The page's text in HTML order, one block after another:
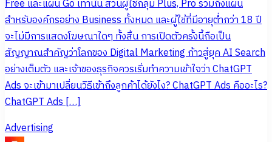
Free และแผน Go เท่านั้น ส่วนผู้ใช้กลุ่ม Plus, Pro รวมถึงแผน
สำหรับองค์กรอย่าง Business ทั้งหมด และผู้ใช้ที่มีอายุต่ำกว่า 18 ปี
จะไม่มีการแสดงโฆษณาใดๆ ทั้งสิ้น การเปิดตัวครั้งนี้ถือเป็น
สัญญาณสำคัญว่าโลกของ Digital Marketing ก้าวสู่ยุค AI Search
อย่างเต็มตัว และเจ้าของธุรกิจควรเริ่มทำความเข้าใจว่า ChatGPT
Ads จะเข้ามาเปลี่ยนวิธีเข้าถึงลูกค้าได้ยังไง? ChatGPT Ads คืออะไร?
ChatGPT Ads […]
Advertising